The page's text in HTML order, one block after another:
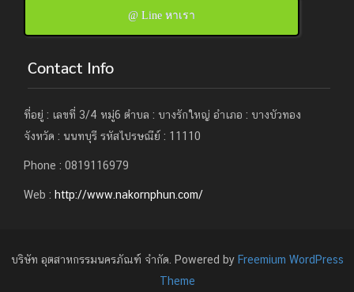
@ Line หาเรา
Contact Info
ที่อยู่ : เลขที่ 3/4 หมู่6 ตำบล : บางรักใหญ่ อำเภอ : บางบัวทอง
จังหวัด : นนทบุรี รหัสไปรษณีย์ : 11110
Phone : 0819116979
Web : http://www.nakornphun.com/
บริษัท อุตสาหกรรมนครภัณฑ์ จำกัด. Powered by Freemium WordPress
Theme